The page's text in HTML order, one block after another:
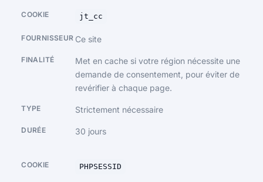
jt_cc
Ce site
Met en cache si votre région nécessite une
demande de consentement, pour éviter de
revérifier à chaque page.
Strictement nécessaire
30 jours
PHPSESSID